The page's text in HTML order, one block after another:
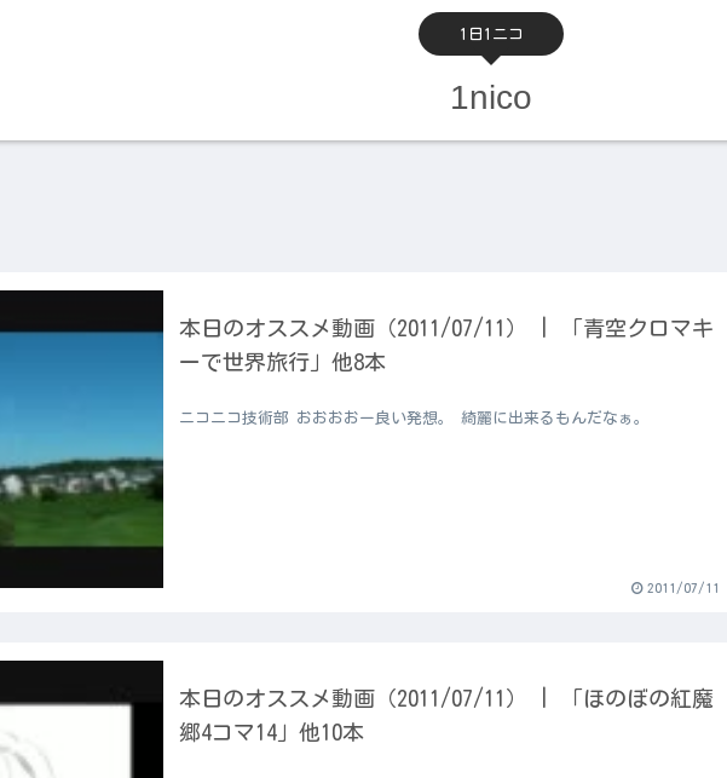
1日1ニコ
1nico
本日のオススメ動画（2011/07/11） | 「青空クロマキ
ーで世界旅行」他8本
ニコニコ技術部 おおおおー良い発想。 綺麗に出来るもんだなぁ。
2011/07/11
本日のオススメ動画（2011/07/11） | 「ほのぼの紅魔
郷4コマ14」他10本